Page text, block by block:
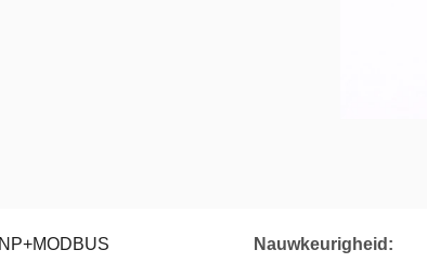
Nauwkeurigheid: